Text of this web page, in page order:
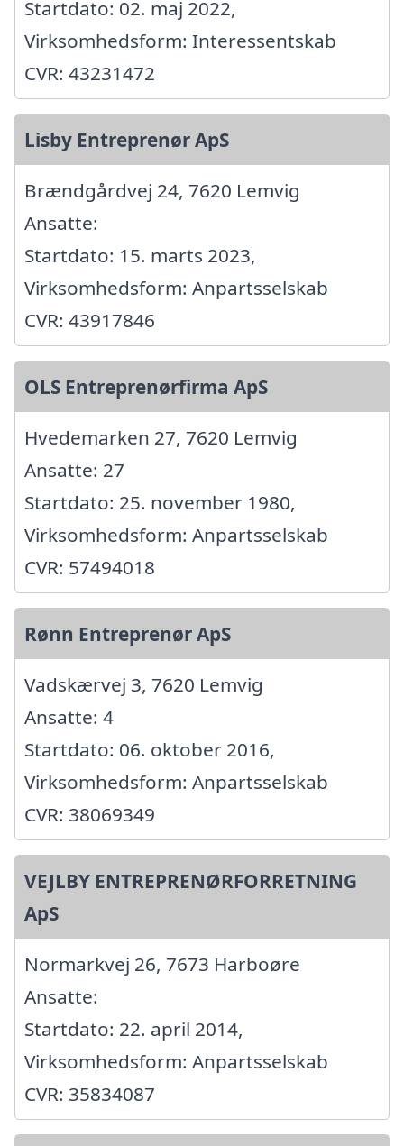
Startdato: 02. maj 2022,
Virksomhedsform: Interessentskab
CVR: 43231472
Lisby Entreprenør ApS
Brændgårdvej 24, 7620 Lemvig
Ansatte:
Startdato: 15. marts 2023,
Virksomhedsform: Anpartsselskab
CVR: 43917846
OLS Entreprenørfirma ApS
Hvedemarken 27, 7620 Lemvig
Ansatte: 27
Startdato: 25. november 1980,
Virksomhedsform: Anpartsselskab
CVR: 57494018
Rønn Entreprenør ApS
Vadskærvej 3, 7620 Lemvig
Ansatte: 4
Startdato: 06. oktober 2016,
Virksomhedsform: Anpartsselskab
CVR: 38069349
VEJLBY ENTREPRENØRFORRETNING
ApS
Normarkvej 26, 7673 Harboøre
Ansatte:
Startdato: 22. april 2014,
Virksomhedsform: Anpartsselskab
CVR: 35834087